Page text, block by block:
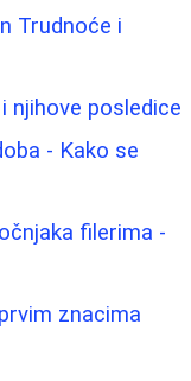
Trudnoće i
njihove posledice
- Kako se
filerima -
znacima